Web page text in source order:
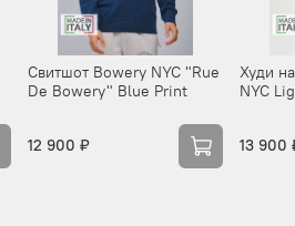
Свитшот Bowery NYC "Rue
De Bowery" Blue Print
12 900 ₽
Худи
NYC
13 900